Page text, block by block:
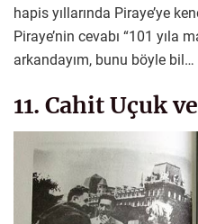
hapis yıllarında Piraye’ye
Piraye’nin cevabı “101 yıla
arkandayım, bunu böyle bil…
11. Cahit Uçuk